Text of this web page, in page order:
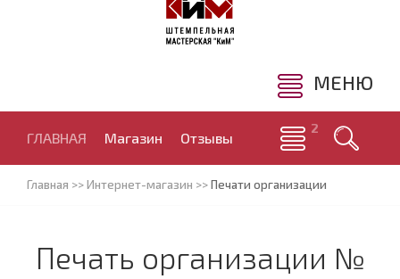
МЕНЮ
ГЛАВНАЯ Магазин Отзывы
Главная >>Интернет-магазин >>Печати организации
Печать организации №